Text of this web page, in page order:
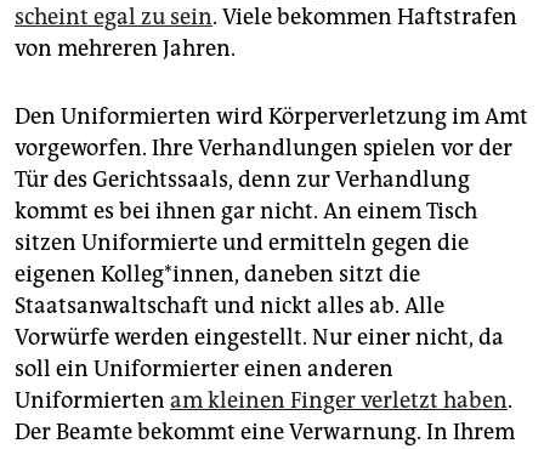
scheint egal zu sein. Viele bekommen Haftstrafen
von mehreren Jahren.
Den Uniformierten wird Körperverletzung im Amt
vorgeworfen. Ihre Verhandlungen spielen vor der
Tür des Gerichtssaals, denn zur Verhandlung
kommt es bei ihnen gar nicht. An einem Tisch
sitzen Uniformierte und ermitteln gegen die
eigenen Kolleg*innen, daneben sitzt die
Staatsanwaltschaft und nickt alles ab. Alle
Vorwürfe werden eingestellt. Nur einer nicht, da
soll ein Uniformierter einen anderen
Uniformierten am kleinen Finger verletzt haben.
Der Beamte bekommt eine Verwarnung. In Ihrem